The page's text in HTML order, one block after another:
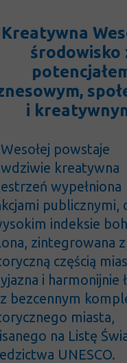
Kreatywna
środowisko
i
powstaje
kreatywna
wypełniona
publicznymi,
indeksie
zintegrowana z
częścią
i harmonijnie
bezcennym
miasta,
na Listę
UNESCO.